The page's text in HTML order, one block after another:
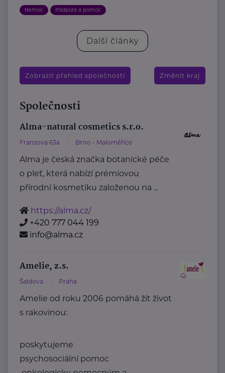
Nemoc Podpora a pomoc
Další články
Zobrazit přehled společností Změnit kraj
Společnosti
Alma-natural cosmetics s.r.o.
Franzova 63a Brno – Maloměřice
Alma je česká značka botanické péče
o pleť, která nabízí prémiovou
přírodní kosmetiku založenou na ...
https://alma.cz/
+420 777 044 199
info@alma.cz
Amelie, z.s.
Šaldova Praha
Amelie od roku 2006 pomáhá žít život
s rakovinou:
poskytujeme
psychosociální pomoc